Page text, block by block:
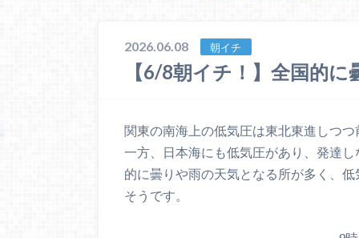
2026.06.08 朝イチ
【6/8朝イチ！】全国的
関東の南海上の低気圧は東北東進しつ
一方、日本海にも低気圧があり、発達
的に曇りや雨の天気となる所が多く、
そうです。